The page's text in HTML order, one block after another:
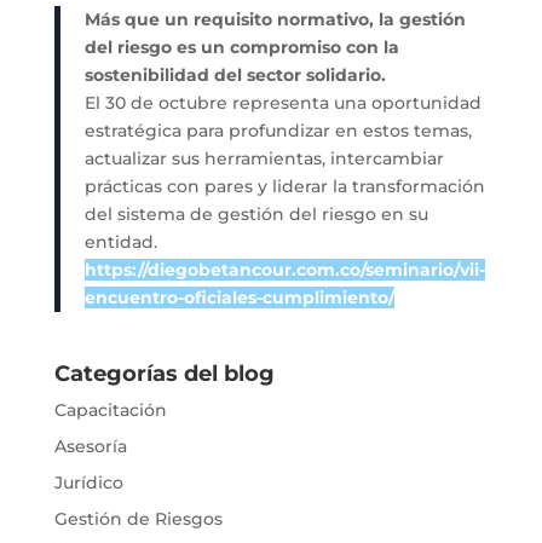
Más que un requisito normativo, la gestión
del riesgo es un compromiso con la
sostenibilidad del sector solidario.
El 30 de octubre representa una oportunidad
estratégica para profundizar en estos temas,
actualizar sus herramientas, intercambiar
prácticas con pares y liderar la transformación
del sistema de gestión del riesgo en su
entidad.
https://diegobetancour.com.co/seminario/vii-
encuentro-oficiales-cumplimiento/
Categorías del blog
Capacitación
Asesoría
Jurídico
Gestión de Riesgos